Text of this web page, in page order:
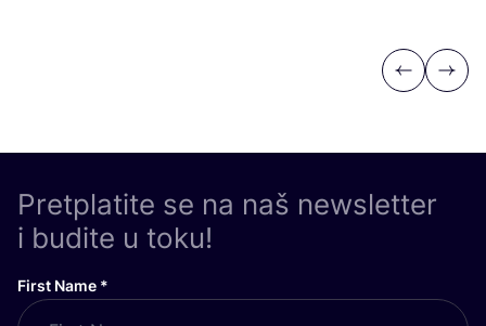
Previous
Next
Pretplatite se na naš newsletter
i budite u toku!
First Name *